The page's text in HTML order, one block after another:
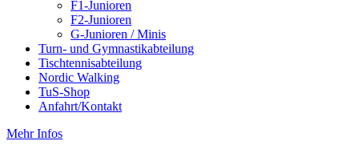
F1-Junioren
F2-Junioren
G-Junioren / Minis
Turn- und Gymnastikabteilung
Tischtennisabteilung
Nordic Walking
TuS-Shop
Anfahrt/Kontakt
Mehr Infos